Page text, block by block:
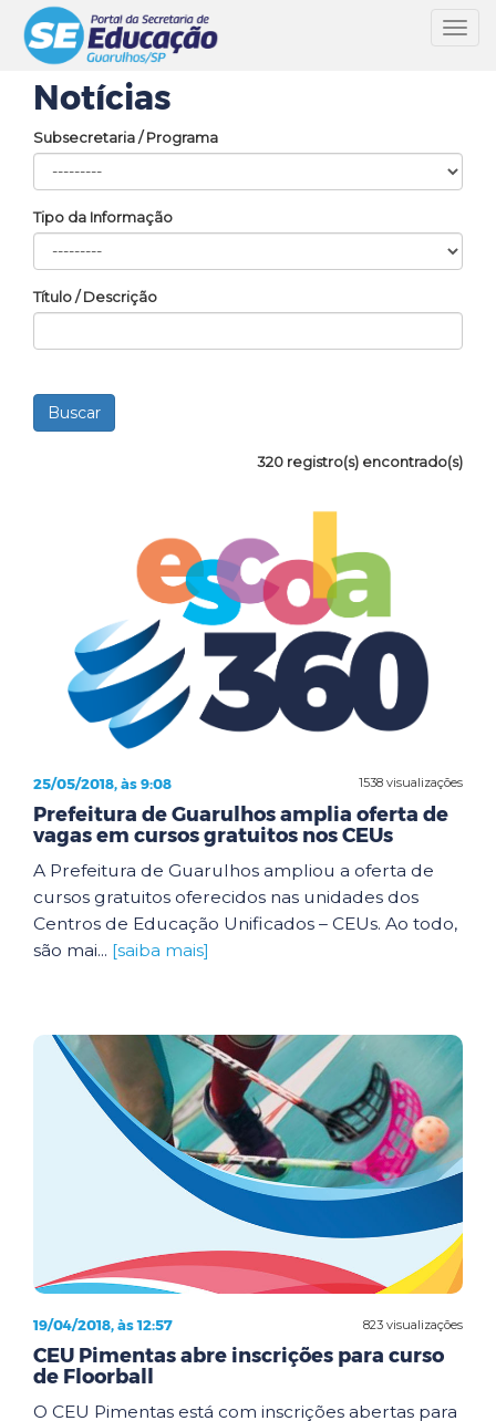
Notícias
Subsecretaria / Programa
Tipo da Informação
Título / Descrição
320 registro(s) encontrado(s)
1538 visualizações
25/05/2018, às 9:08
Prefeitura de Guarulhos amplia oferta de
vagas em cursos gratuitos nos CEUs
A Prefeitura de Guarulhos ampliou a oferta de
cursos gratuitos oferecidos nas unidades dos
Centros de Educação Unificados – CEUs. Ao todo,
são mai... [saiba mais]
823 visualizações
19/04/2018, às 12:57
CEU Pimentas abre inscrições para curso
de Floorball
O CEU Pimentas está com inscrições abertas para